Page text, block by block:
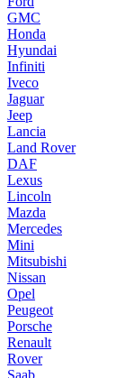
GMC
Honda
Hyundai
Infiniti
Iveco
Jaguar
Jeep
Lancia
Land Rover
DAF
Lexus
Lincoln
Mazda
Mercedes
Mini
Mitsubishi
Nissan
Opel
Peugeot
Porsche
Renault
Rover
Saab